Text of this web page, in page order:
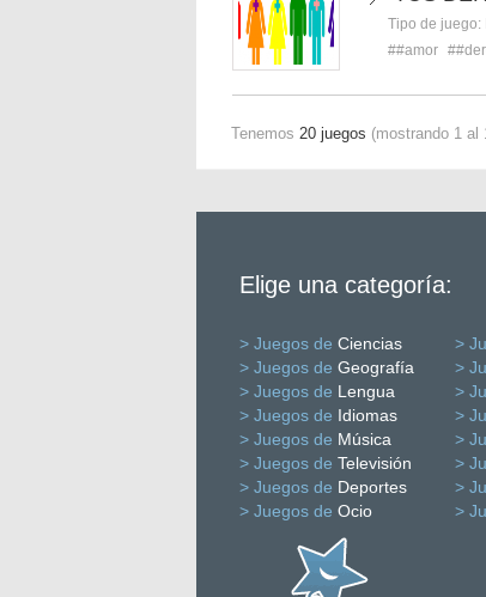
Tipo de juego:
##amor
Tenemos 20 juegos (mostrando 1 al
Elige una categoría:
> Juegos de Ciencias >
> Juegos de Geografía >
> Juegos de Lengua >
> Juegos de Idiomas >
> Juegos de Música >
> Juegos de Televisión >
> Juegos de Deportes >
> Juegos de Ocio >